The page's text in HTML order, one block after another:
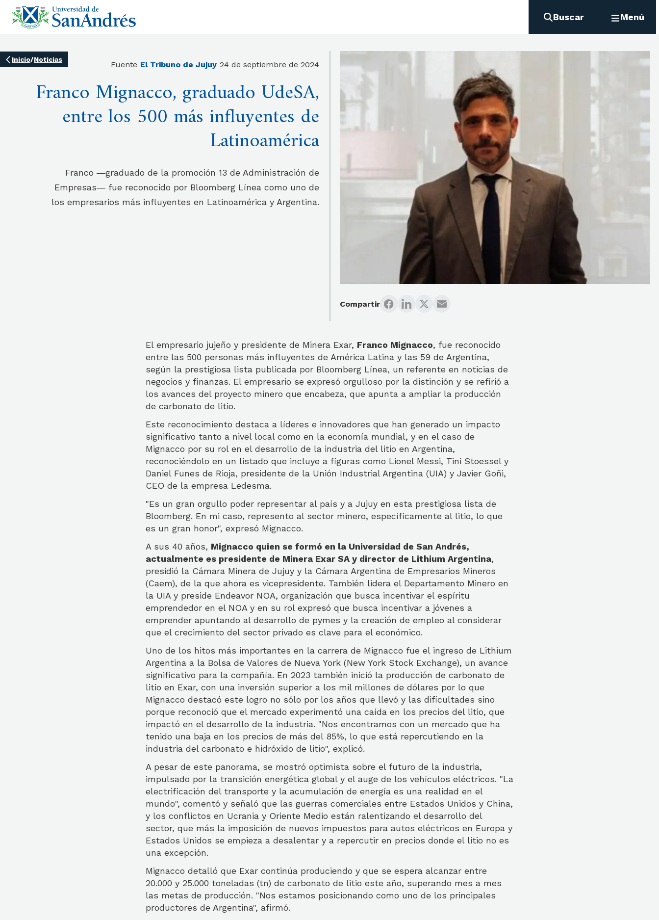
Buscar Menú
Inicio/Noticias
Fuente El Tribuno de Jujuy 24 de septiembre de 2024
Franco Mignacco, graduado UdeSA,
entre los 500 más influyentes de
Latinoamérica
Franco ―graduado de la promoción 13 de Administración de
Empresas― fue reconocido por Bloomberg Línea como uno de
los empresarios más influyentes en Latinoamérica y Argentina.
Compartir
El empresario jujeño y presidente de Minera Exar, Franco Mignacco, fue reconocido
entre las 500 personas más influyentes de América Latina y las 59 de Argentina,
según la prestigiosa lista publicada por Bloomberg Línea, un referente en noticias de
negocios y finanzas. El empresario se expresó orgulloso por la distinción y se refirió a
los avances del proyecto minero que encabeza, que apunta a ampliar la producción
de carbonato de litio.
Este reconocimiento destaca a líderes e innovadores que han generado un impacto
significativo tanto a nivel local como en la economía mundial, y en el caso de
Mignacco por su rol en el desarrollo de la industria del litio en Argentina,
reconociéndolo en un listado que incluye a figuras como Lionel Messi, Tini Stoessel y
Daniel Funes de Rioja, presidente de la Unión Industrial Argentina (UIA) y Javier Goñi,
CEO de la empresa Ledesma.
"Es un gran orgullo poder representar al país y a Jujuy en esta prestigiosa lista de
Bloomberg. En mi caso, represento al sector minero, específicamente al litio, lo que
es un gran honor", expresó Mignacco.
A sus 40 años, Mignacco quien se formó en la Universidad de San Andrés,
actualmente es presidente de Minera Exar SA y director de Lithium Argentina,
presidió la Cámara Minera de Jujuy y la Cámara Argentina de Empresarios Mineros
(Caem), de la que ahora es vicepresidente. También lidera el Departamento Minero en
la UIA y preside Endeavor NOA, organización que busca incentivar el espíritu
emprendedor en el NOA y en su rol expresó que busca incentivar a jóvenes a
emprender apuntando al desarrollo de pymes y la creación de empleo al considerar
que el crecimiento del sector privado es clave para el económico.
Uno de los hitos más importantes en la carrera de Mignacco fue el ingreso de Lithium
Argentina a la Bolsa de Valores de Nueva York (New York Stock Exchange), un avance
significativo para la compañía. En 2023 también inició la producción de carbonato de
litio en Exar, con una inversión superior a los mil millones de dólares por lo que
Mignacco destacó este logro no sólo por los años que llevó y las dificultades sino
porque reconoció que el mercado experimentó una caída en los precios del litio, que
impactó en el desarrollo de la industria. "Nos encontramos con un mercado que ha
tenido una baja en los precios de más del 85%, lo que está repercutiendo en la
industria del carbonato e hidróxido de litio", explicó.
A pesar de este panorama, se mostró optimista sobre el futuro de la industria,
impulsado por la transición energética global y el auge de los vehículos eléctricos. "La
electrificación del transporte y la acumulación de energía es una realidad en el
mundo", comentó y señaló que las guerras comerciales entre Estados Unidos y China,
y los conflictos en Ucrania y Oriente Medio están ralentizando el desarrollo del
sector, que más la imposición de nuevos impuestos para autos eléctricos en Europa y
Estados Unidos se empieza a desalentar y a repercutir en precios donde el litio no es
una excepción.
Mignacco detalló que Exar continúa produciendo y que se espera alcanzar entre
20.000 y 25.000 toneladas (tn) de carbonato de litio este año, superando mes a mes
las metas de producción. "Nos estamos posicionando como uno de los principales
productores de Argentina", afirmó.